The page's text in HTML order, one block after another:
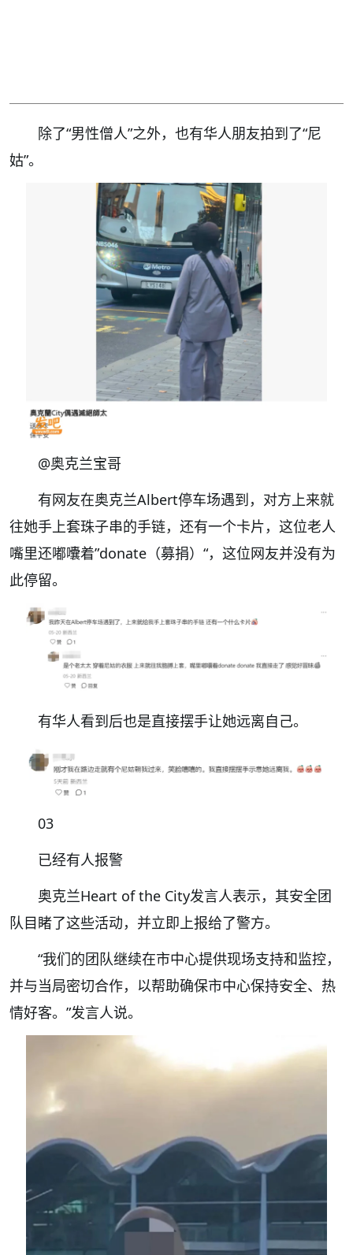
除了“男性僧人”之外，也有华人朋友拍到了“尼
姑”。
@奥克兰宝哥
有网友在奥克兰Albert停车场遇到，对方上来就
往她手上套珠子串的手链，还有一个卡片，这位老人
嘴里还嘟囔着”donate（募捐）“，这位网友并没有为
此停留。
有华人看到后也是直接摆手让她远离自己。
03
已经有人报警
奥克兰Heart of the City发言人表示，其安全团
队目睹了这些活动，并立即上报给了警方。
“我们的团队继续在市中心提供现场支持和监控，
并与当局密切合作，以帮助确保市中心保持安全、热
情好客。”发言人说。